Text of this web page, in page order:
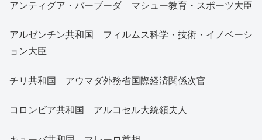
アンティグア・バーブーダ マシュー教育・スポーツ大臣
アルゼンチン共和国 フィルムス科学・技術・イノベーシ
ョン大臣
チリ共和国 アウマダ外務省国際経済関係次官
コロンビア共和国 アルコセル大統領夫人